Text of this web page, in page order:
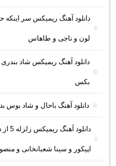
دانلود آهنگ ریمیکس سر
لون و ناجی و طاهاس
دانلود آهنگ ریمیکس شاد
بکس
دانلود آهنگ باحال و شاد بوس
اپیکور و سینا شعبانخانی و